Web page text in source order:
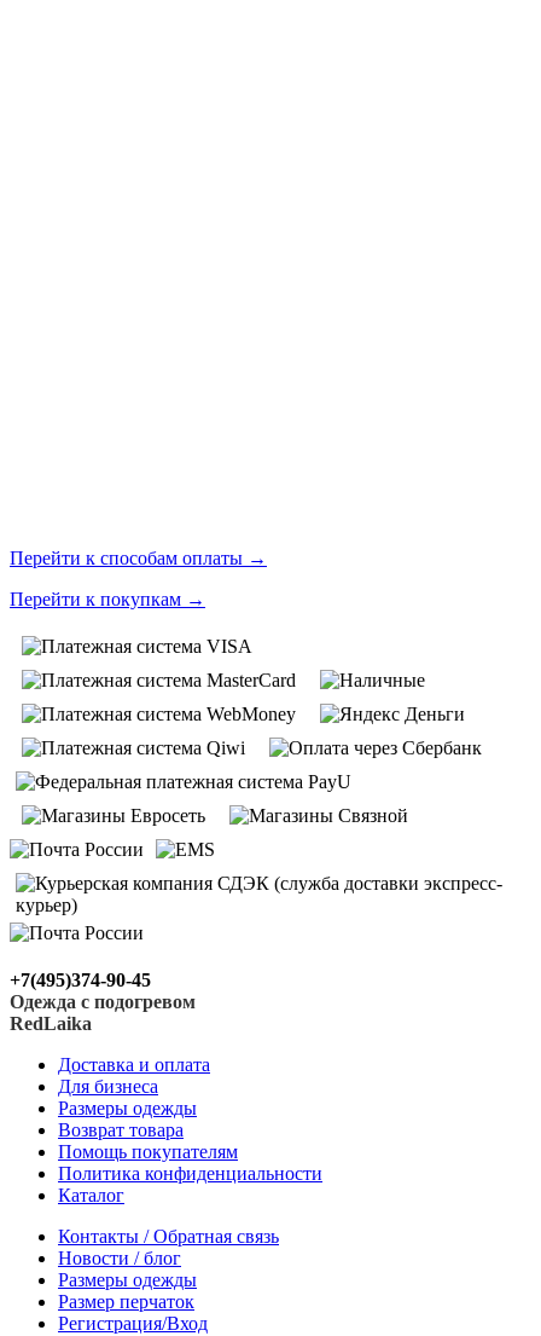
Перейти к способам оплаты →
Перейти к покупкам →
+7(495)374-90-45
Одежда с подогревом
RedLaika
Доставка и оплата
Для бизнеса
Размеры одежды
Возврат товара
Помощь покупателям
Политика конфиденциальности
Каталог
Контакты / Обратная связь
Новости / блог
Размеры одежды
Размер перчаток
Регистрация/Вход